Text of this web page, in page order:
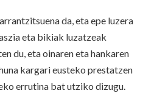
da, eta epe luzera
eta bikiak luzatzeak
du, eta oinaren eta hankaren
kargari eusteko prestatzen
errutina bat utziko dizugu.